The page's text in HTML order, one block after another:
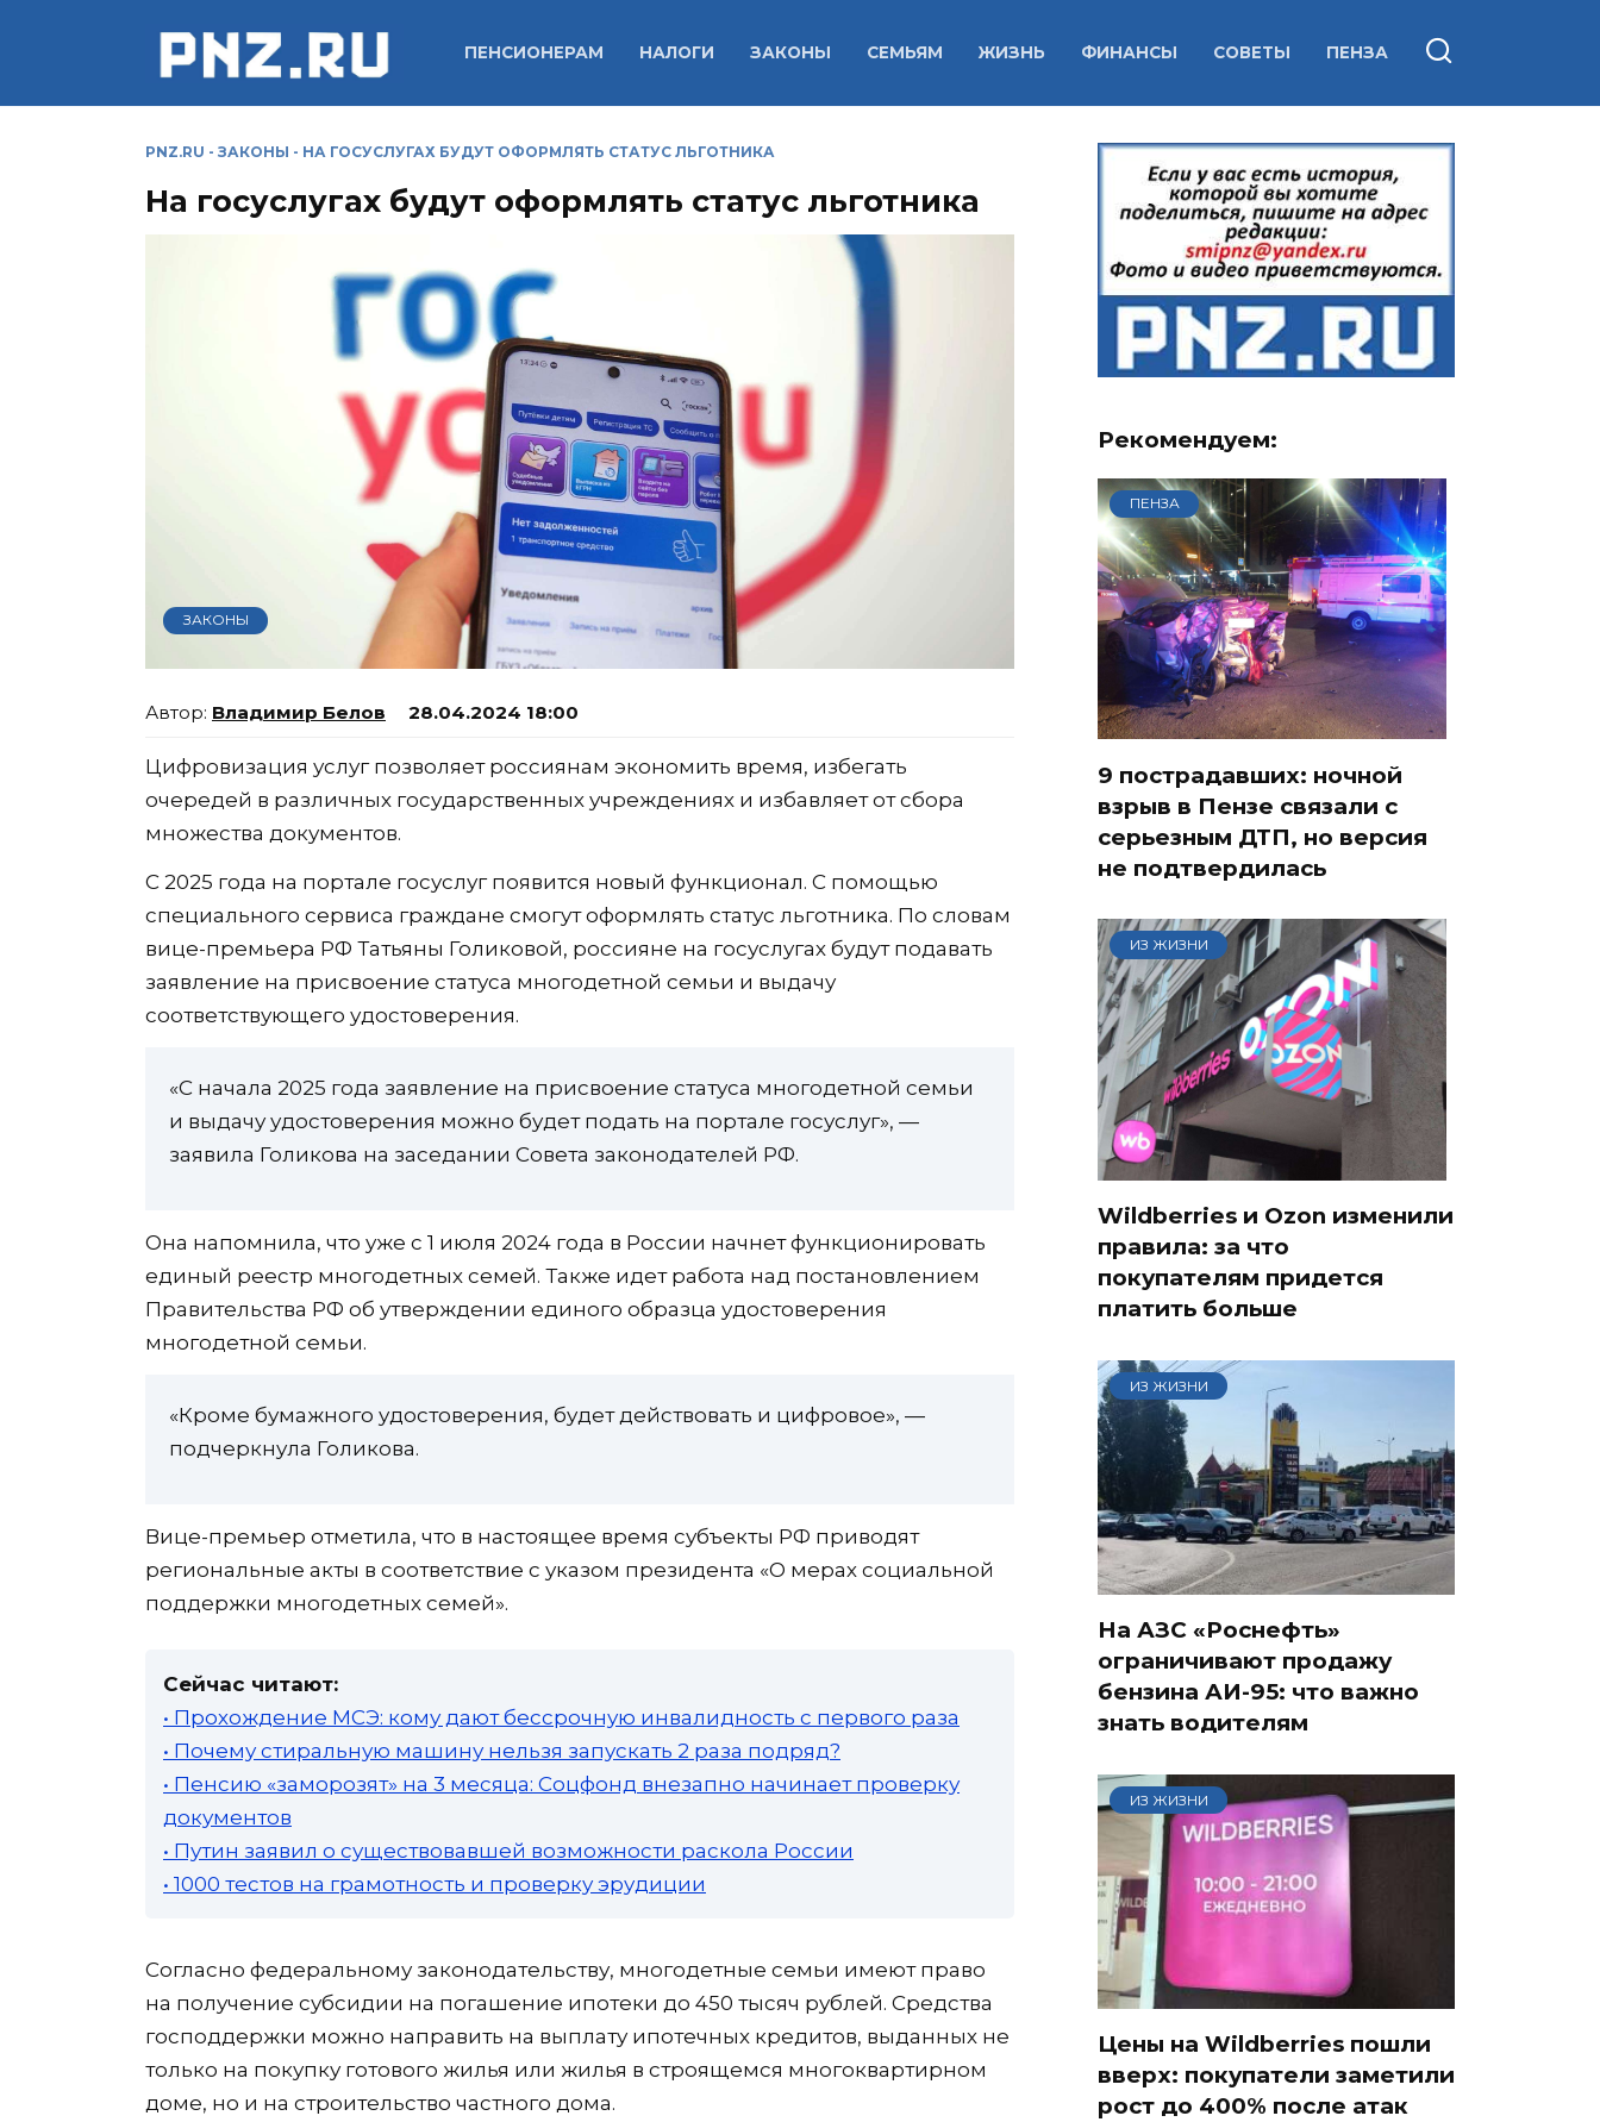
ПЕНСИОНЕРАМ НАЛОГИ ЗАКОНЫ СЕМЬЯМ ЖИЗНЬ ФИНАНСЫ СОВЕТЫ ПЕНЗА
PNZ.RU - ЗАКОНЫ - НА ГОСУСЛУГАХ БУДУТ ОФОРМЛЯТЬ СТАТУС ЛЬГОТНИКА
На госуслугах будут оформлять статус льготника
ЗАКОНЫ
Владимир Белов 28.04.2024 18:00
Цифровизация услуг позволяет россиянам экономить время, избегать
очередей в различных государственных учреждениях и избавляет от сбора
множества документов.
С 2025 года на портале госуслуг появится новый функционал. С помощью
специального сервиса граждане смогут оформлять статус льготника. По словам
вице-премьера РФ Татьяны Голиковой, россияне на госуслугах будут подавать
заявление на присвоение статуса многодетной семьи и выдачу
соответствующего удостоверения.
«С начала 2025 года заявление на присвоение статуса многодетной семьи
и выдачу удостоверения можно будет подать на портале госуслуг», —
заявила Голикова на заседании Совета законодателей РФ.
Она напомнила, что уже с 1 июля 2024 года в России начнет функционировать
единый реестр многодетных семей. Также идет работа над постановлением
Правительства РФ об утверждении единого образца удостоверения
многодетной семьи.
«Кроме бумажного удостоверения, будет действовать и цифровое», —
подчеркнула Голикова.
Вице-премьер отметила, что в настоящее время субъекты РФ приводят
региональные акты в соответствие с указом президента «О мерах социальной
поддержки многодетных семей».
Сейчас читают:
• Прохождение МСЭ: кому дают бессрочную инвалидность с первого раза
• Почему стиральную машину нельзя запускать 2 раза подряд?
• Пенсию «заморозят» на 3 месяца: Соцфонд внезапно начинает проверку
документов
• Путин заявил о существовавшей возможности раскола России
• 1000 тестов на грамотность и проверку эрудиции
Согласно федеральному законодательству, многодетные семьи имеют право
на получение субсидии на погашение ипотеки до 450 тысяч рублей. Средства
господдержки можно направить на выплату ипотечных кредитов, выданных не
только на покупку готового жилья или жилья в строящемся многоквартирном
доме, но и на строительство частного дома.
Рекомендуем:
ПЕНЗА
9 пострадавших: ночной
взрыв в Пензе связали с
серьезным ДТП, но версия
не подтвердилась
ИЗ ЖИЗНИ
Wildberries и Ozon изменили
правила: за что
покупателям придется
платить больше
ИЗ ЖИЗНИ
На АЗС «Роснефть»
ограничивают продажу
бензина АИ-95: что важно
знать водителям
ИЗ ЖИЗНИ
Цены на Wildberries пошли
вверх: покупатели заметили
рост до 400% после атак